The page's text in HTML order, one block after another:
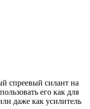
спреевый силант на
его как для
даже как усилитель